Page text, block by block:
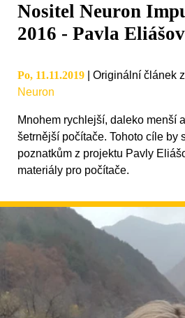
Nositel Neuron
2016 - Pavla
Po, 11.11.2019 Originální článek z
Neuron
Mnohem rychlejší, daleko menší
šetrnější počítače. Tohoto cíle by
poznatkům z projektu Pavly
materiály pro počítače.